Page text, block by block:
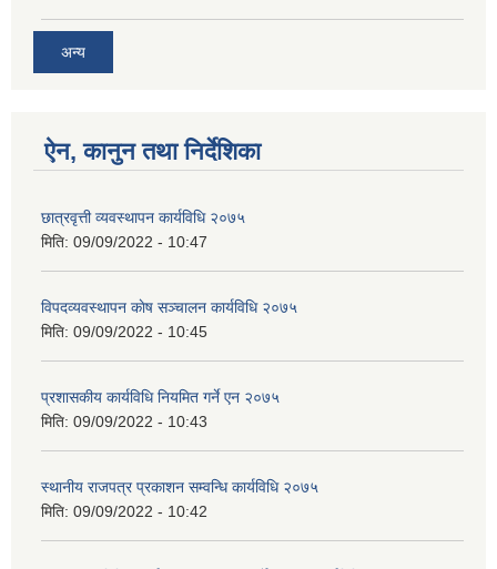
अन्य
ऐन, कानुन तथा निर्देशिका
छात्रवृत्ती व्यवस्थापन कार्यविधि २०७५
मिति: 09/09/2022 - 10:47
विपदव्यवस्थापन काेष सञ्चालन कार्यविधि २०७५
मिति: 09/09/2022 - 10:45
प्रशासकीय कार्यविधि नियमित गर्ने एन २०७५
मिति: 09/09/2022 - 10:43
स्थानीय राजपत्र प्रकाशन सम्वन्धि कार्यविधि २०७५
मिति: 09/09/2022 - 10:42